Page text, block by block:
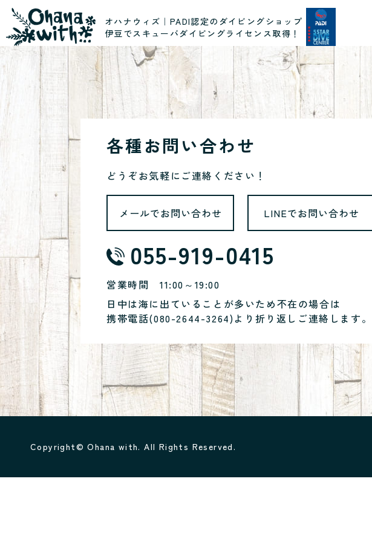
オハナウィズ｜PADI認定のダイビングショップ
伊豆でスキューバダイビングライセンス取得！
各種お問い合わせ
どうぞお気軽にご連絡ください！
メールでお問い合わせ LINEでお問い合わせ
055-919-0415
営業時間 11:00～19:00
日中は海に出ていることが多いため不在の場合は
携帯電話(080-2644-3264)より折り返しご連絡します。
Copyright© Ohana with. All Rights Reserved.